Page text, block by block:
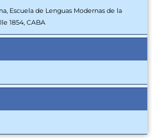
Escuela de Lenguas Modernas de la
1854, CABA